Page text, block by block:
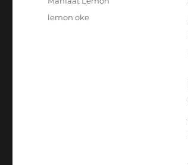
Tags
lemon oke